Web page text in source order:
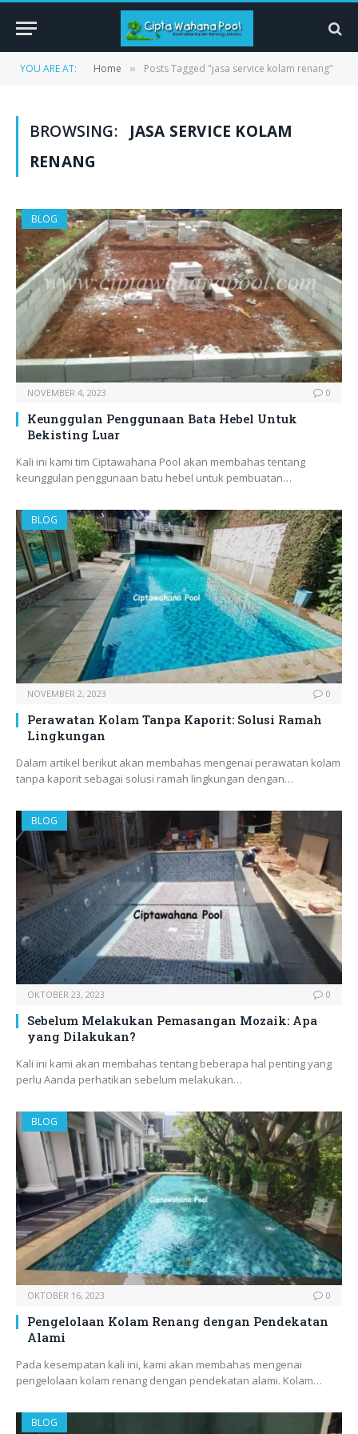
YOU ARE AT: Home » Posts Tagged "jasa service kolam renang"
BROWSING:
JASA SERVICE KOLAM
RENANG
BLOG
NOVEMBER 4, 2023 0
Keunggulan Penggunaan Bata Hebel Untuk
Bekisting Luar
Kali ini kami tim Ciptawahana Pool akan membahas tentang
keunggulan penggunaan batu hebel untuk pembuatan…
BLOG
NOVEMBER 2, 2023 0
Perawatan Kolam Tanpa Kaporit: Solusi Ramah
Lingkungan
Dalam artikel berikut akan membahas mengenai perawatan kolam
tanpa kaporit sebagai solusi ramah lingkungan dengan…
BLOG
OKTOBER 23, 2023 0
Sebelum Melakukan Pemasangan Mozaik: Apa
yang Dilakukan?
Kali ini kami akan membahas tentang beberapa hal penting yang
perlu Aanda perhatikan sebelum melakukan…
BLOG
OKTOBER 16, 2023 0
Pengelolaan Kolam Renang dengan Pendekatan
Alami
Pada kesempatan kali ini, kami akan membahas mengenai
pengelolaan kolam renang dengan pendekatan alami. Kolam…
BLOG